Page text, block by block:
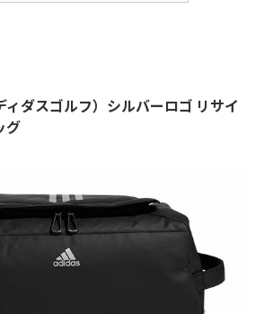
ダスゴルフ）シルバーロゴ リサイ
グ